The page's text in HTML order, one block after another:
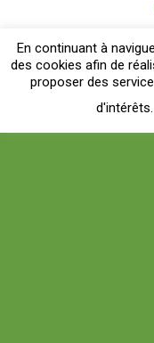
En continuant à
des cookies afin de
proposer des
d'intérêts.